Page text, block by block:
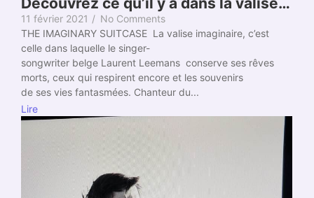
11 février 2021 / No Comments
THE IMAGINARY SUITCASE La valise imaginaire, c’est
celle dans laquelle le singer-
songwriter belge Laurent Leemans conserve ses rêves
morts, ceux qui respirent encore et les souvenirs
de ses vies fantasmées. Chanteur du...
Lire